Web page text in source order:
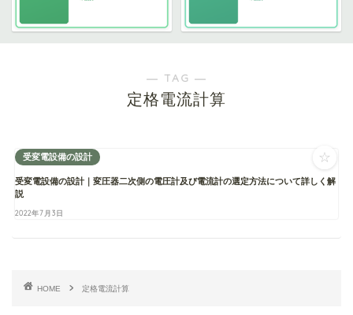
― TAG ―
定格電流計算
受変電設備の設計
受変電設備の設計｜変圧器二次側の電圧計及び電流計の選定方法について詳しく解
説
2022年7月3日
☆
HOME 定格電流計算